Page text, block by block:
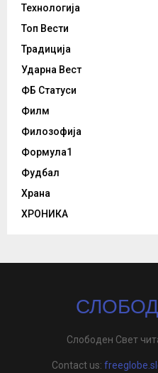
Технологија
Топ Вести
Традиција
Ударна Вест
ФБ Статуси
Филм
Филозофија
Формула1
Фудбал
Храна
ХРОНИКА
Слободен Свет
Contact us: